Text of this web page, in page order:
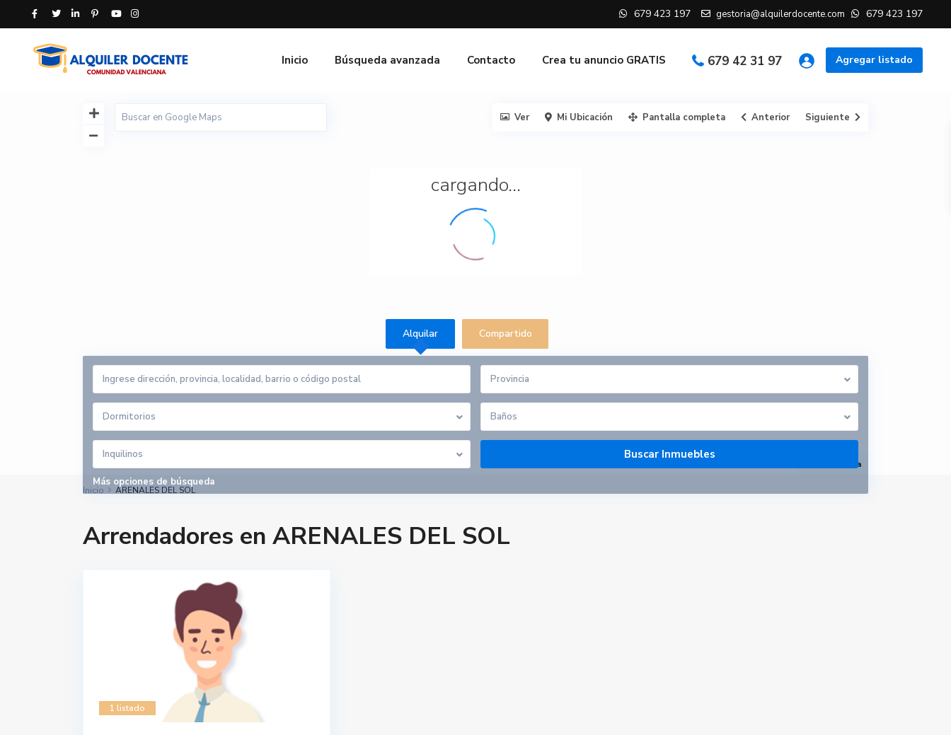
679 423 197 gestoria@alquilerdocente.com 679 423 197
Agregar listado
679 42 31 97
Inicio Búsqueda avanzada Contacto Crea tu anuncio GRATIS
cargando...
abrir mapa
Ver Mi Ubicación Pantalla completa Anterior Siguiente
Alquilar Compartido
Provincia
Dormitorios Baños
Inquilinos
Más opciones de búsqueda
Inicio ARENALES DEL SOL
Arrendadores en ARENALES DEL SOL
1 listado